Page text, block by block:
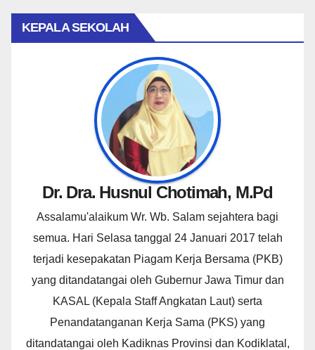
KEPALA SEKOLAH
Dr. Dra. Husnul Chotimah, M.Pd
Assalamu'alaikum Wr. Wb. Salam sejahtera bagi
semua. Hari Selasa tanggal 24 Januari 2017 telah
terjadi kesepakatan Piagam Kerja Bersama (PKB)
yang ditandatangai oleh Gubernur Jawa Timur dan
KASAL (Kepala Staff Angkatan Laut) serta
Penandatanganan Kerja Sama (PKS) yang
ditandatangai oleh Kadiknas Provinsi dan Kodiklatal,